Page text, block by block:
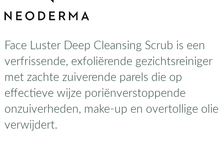
Face Luster Deep Cleansing Scrub is een
verfrissende, exfoliërende gezichtsreiniger
met zachte zuiverende parels die op
effectieve wijze poriënverstoppende
onzuiverheden, make-up en overtollige olie
verwijdert.